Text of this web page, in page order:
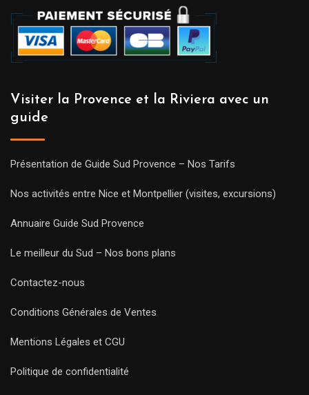
Visiter la Provence et la Riviera avec un
guide
Présentation de Guide Sud Provence – Nos Tarifs
Nos activités entre Nice et Montpellier (visites, excursions)
Annuaire Guide Sud Provence
Le meilleur du Sud – Nos bons plans
Contactez-nous
Conditions Générales de Ventes
Mentions Légales et CGU
Politique de confidentialité